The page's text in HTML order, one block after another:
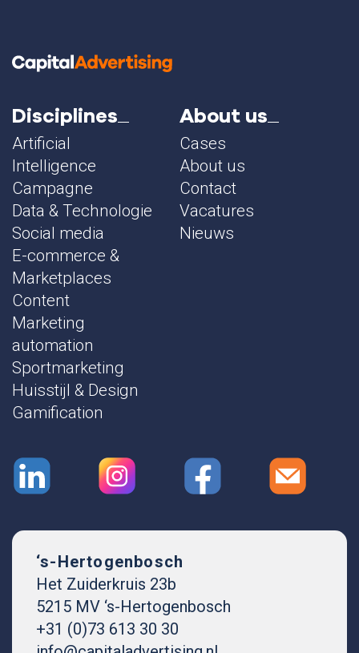
Disciplines
Artificial
Intelligence
Campagne
Data & Technologie
Social media
E-commerce &
Marketplaces
Content
Marketing
automation
Sportmarketing
Huisstijl & Design
Gamification
About us
Cases
About us
Contact
Vacatures
Nieuws
‘s-Hertogenbosch
Het Zuiderkruis 23b
5215 MV ‘s-Hertogenbosch
+31 (0)73 613 30 30